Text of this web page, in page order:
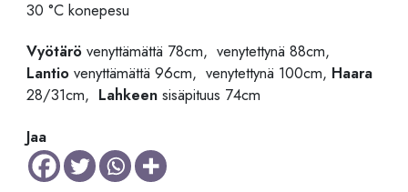
30 °C konepesu
Vyötärö venyttämättä 78cm, venytettynä 88cm,
Lantio venyttämättä 96cm, venytettynä 100cm, Haara
28/31cm, Lahkeen sisäpituus 74cm
Jaa